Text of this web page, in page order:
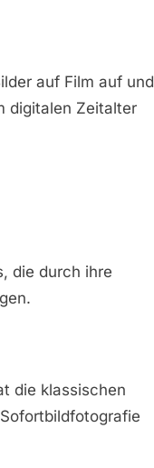
auf Film auf und
digitalen Zeitalter
die durch ihre
die klassischen